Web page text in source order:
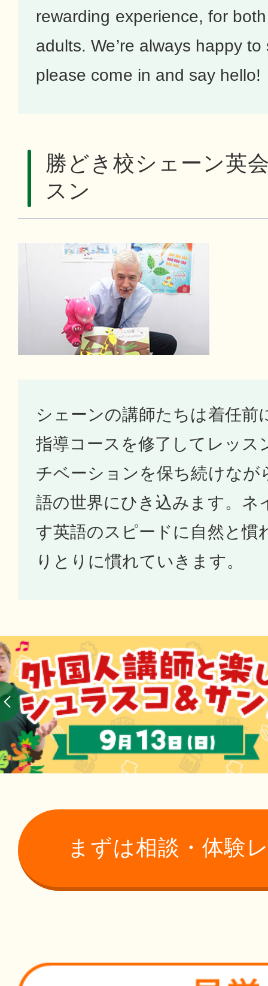
rewarding experience, for
adults. We’re always happy
please come in and say hello!
勝どき校シェーン英
スン
シェーンの講師たちは着任前
指導コースを修了してレッス
チベーションを保ち続けなが
語の世界にひき込みます。ネ
す英語のスピードに自然と慣
りとりに慣れていきます。
まずは相談・体験